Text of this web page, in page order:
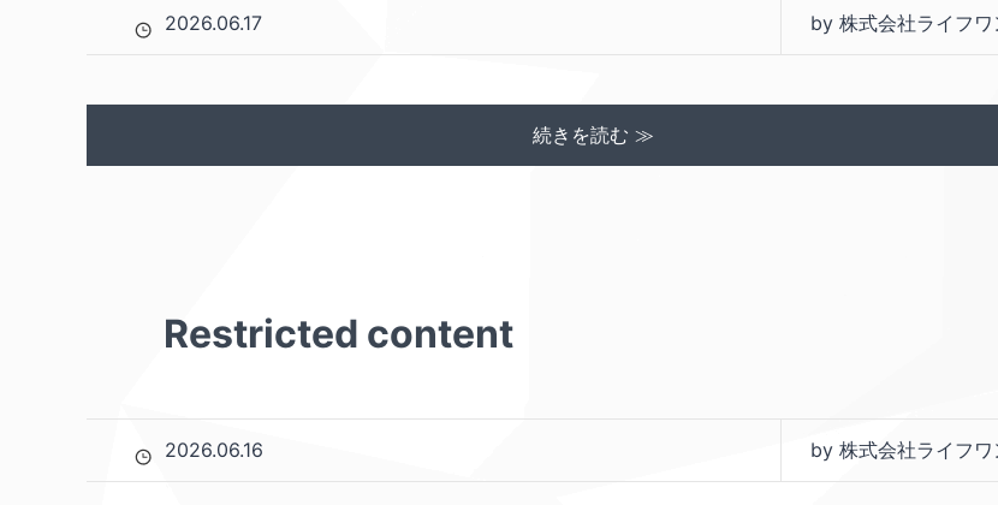
2026.06.17 by 株式会社ライフワ
続きを読む ≫
Restricted content
2026.06.16 by 株式会社ライフワ